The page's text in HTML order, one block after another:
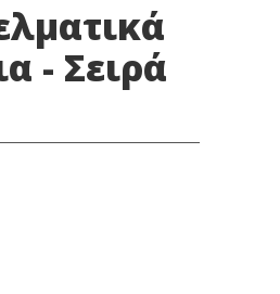
- Σειρά